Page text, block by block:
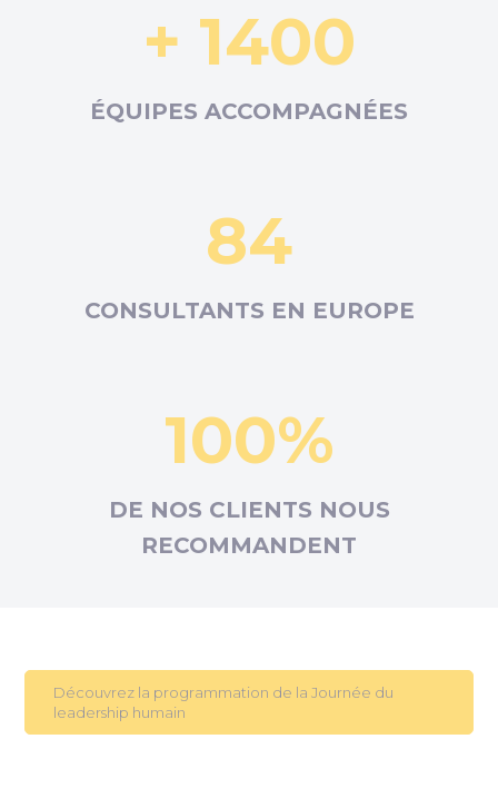
+ 1400
ÉQUIPES ACCOMPAGNÉES
84
CONSULTANTS EN EUROPE
100%
DE NOS CLIENTS NOUS
RECOMMANDENT
Découvrez la programmation de la Journée du
leadership humain